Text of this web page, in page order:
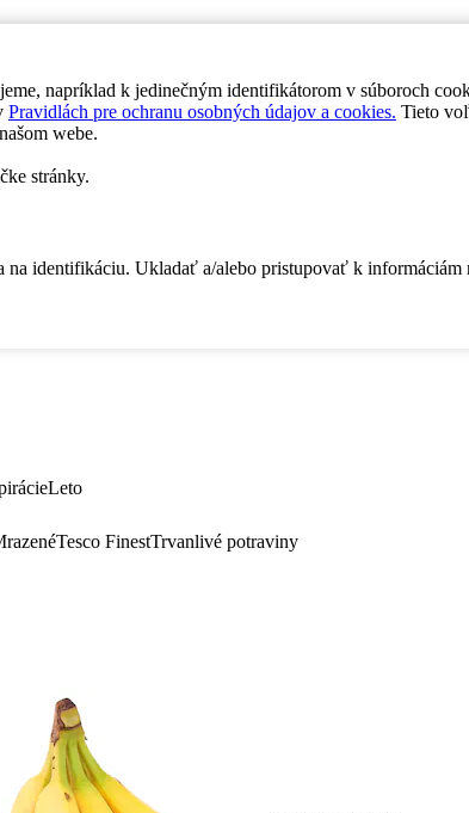
napríklad k jedinečným identifikátorom v súboroch
Pravidlách pre ochranu osobných údajov a cookies. Tieto
webe.
stránky.
identifikáciu. Ukladať a/alebo pristupovať k informáciám
Leto
Tesco FinestTrvanlivé potraviny